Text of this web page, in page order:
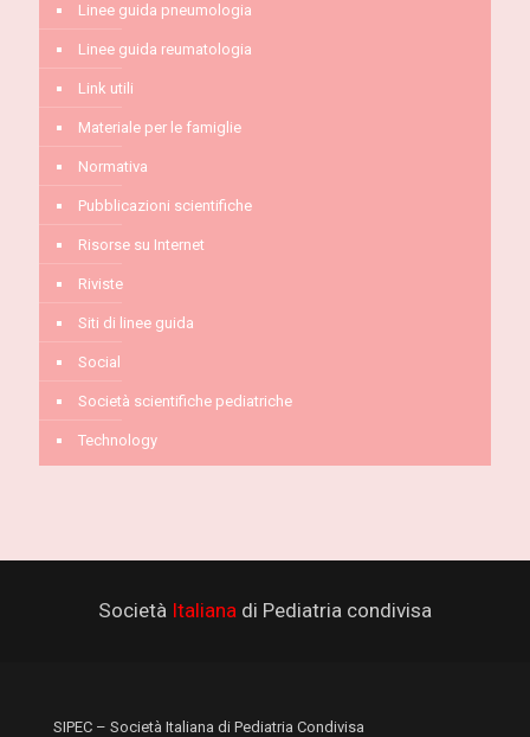
Linee guida pneumologia
Linee guida reumatologia
Link utili
Materiale per le famiglie
Normativa
Pubblicazioni scientifiche
Risorse su Internet
Riviste
Siti di linee guida
Social
Società scientifiche pediatriche
Technology
Società Italiana di Pediatria condivisa
SIPEC – Società Italiana di Pediatria Condivisa